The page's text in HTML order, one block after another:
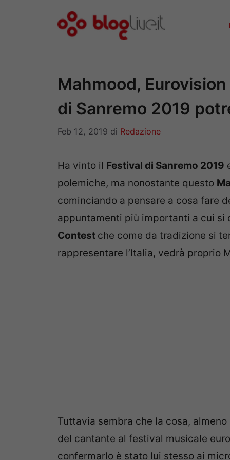
Mahmood,
di Sanremo 2019
Feb 12, 2019 di Redazione
Ha vinto il Festival di Sanremo 2019
polemiche, ma nonostante questo
cominciando a pensare a cosa fare
appuntamenti più importanti a cui si
Contest che come da tradizione si
rappresentare l’Italia, vedrà proprio
Tuttavia sembra che la cosa,
del cantante al festival musicale
confermarlo è stato lui stesso ai